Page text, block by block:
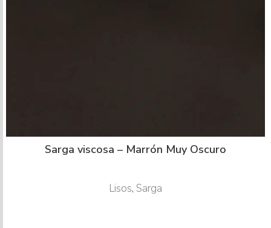
Sarga viscosa – Marrón Muy Oscuro
Lisos, Sarga